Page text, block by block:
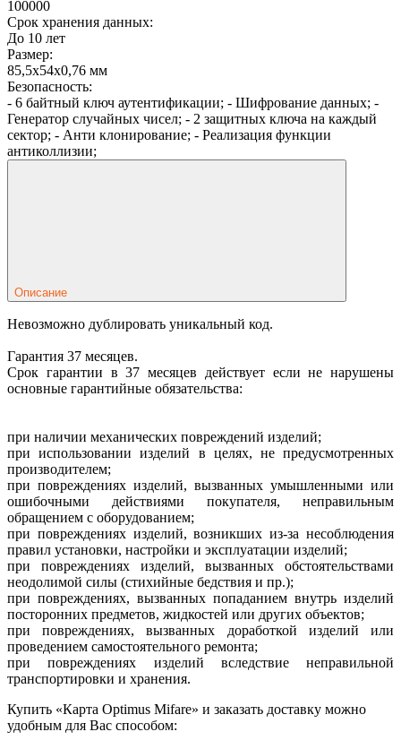
100000
Срок хранения данных:
До 10 лет
Размер:
85,5х54х0,76 мм
Безопасность:
- 6 байтный ключ аутентификации; - Шифрование данных; -
Генератор случайных чисел; - 2 защитных ключа на каждый
сектор; - Анти клонирование; - Реализация функции
антиколлизии;
Описание
Невозможно дублировать уникальный код.
Гарантия 37 месяцев.
Срок гарантии в 37 месяцев действует если не нарушены
основные гарантийные обязательства:
при наличии механических повреждений изделий;
при использовании изделий в целях, не предусмотренных
производителем;
при повреждениях изделий, вызванных умышленными или
ошибочными действиями покупателя, неправильным
обращением с оборудованием;
при повреждениях изделий, возникших из-за несоблюдения
правил установки, настройки и эксплуатации изделий;
при повреждениях изделий, вызванных обстоятельствами
неодолимой силы (стихийные бедствия и пр.);
при повреждениях, вызванных попаданием внутрь изделий
посторонних предметов, жидкостей или других объектов;
при повреждениях, вызванных доработкой изделий или
проведением самостоятельного ремонта;
при повреждениях изделий вследствие неправильной
транспортировки и хранения.
Купить «Карта Optimus Mifare» и заказать доставку можно
удобным для Вас способом: